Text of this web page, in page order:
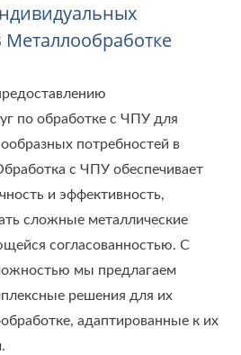
по обработке с ЧПУ для
потребностей в
с ЧПУ обеспечивает
и эффективность,
сложные металлические
согласованностью. С
мы предлагаем
решения для их
адаптированные к их